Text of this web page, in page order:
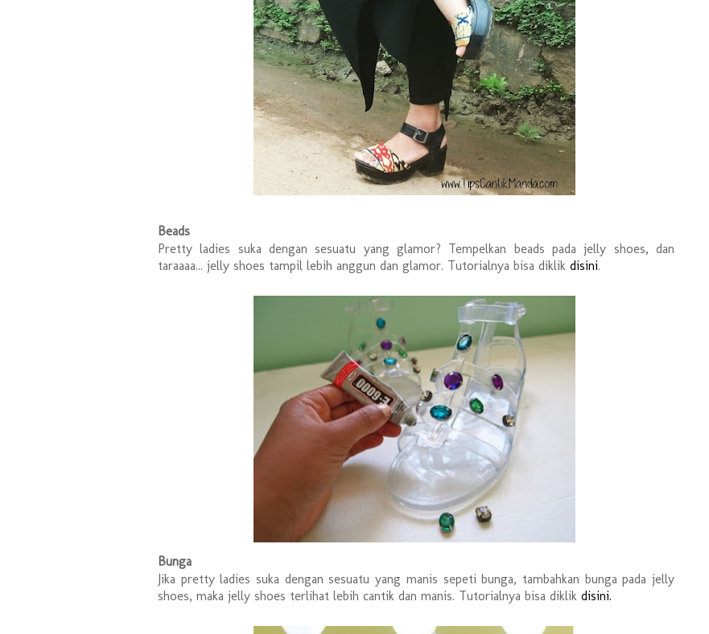
Beads
Pretty ladies suka dengan sesuatu yang glamor? Tempelkan beads pada jelly shoes, dan
taraaaa... jelly shoes tampil lebih anggun dan glamor. Tutorialnya bisa diklik disini.
Bunga
Jika pretty ladies suka dengan sesuatu yang manis sepeti bunga, tambahkan bunga pada jelly
shoes, maka jelly shoes terlihat lebih cantik dan manis. Tutorialnya bisa diklik disini.